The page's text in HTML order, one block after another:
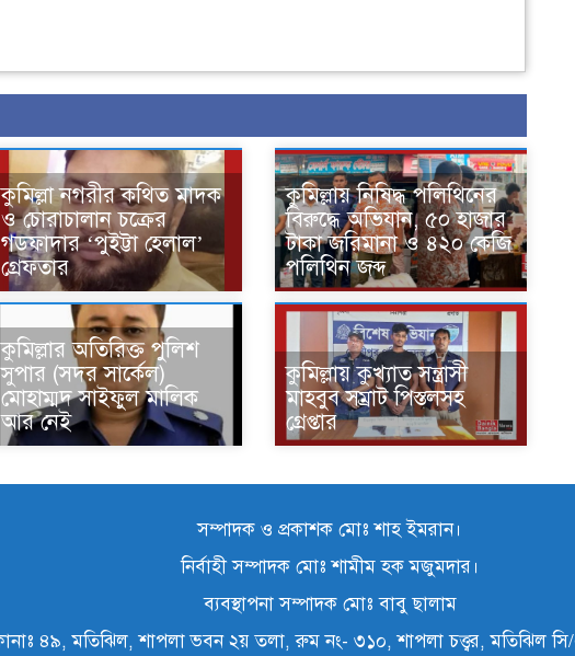
কুমিল্লা নগরীর কথিত মাদক
ও চোরাচালান চক্রের
গডফাদার ‘পুইট্টা হেলাল’
গ্রেফতার
কুমিল্লায় নিষিদ্ধ পলিথিনের
বিরুদ্ধে অভিযান, ৫০ হাজার
টাকা জরিমানা ও ৪২০ কেজি
পলিথিন জব্দ
কুমিল্লার অতিরিক্ত পুলিশ
সুপার (সদর সার্কেল)
মোহাম্মদ সাইফুল মালিক
আর নেই
কুমিল্লায় কুখ্যাত সন্ত্রাসী
মাহবুব সম্রাট পিস্তলসহ
গ্রেপ্তার
সম্পাদক ও প্রকাশক মোঃ শাহ ইমরান।
নির্বাহী সম্পাদক মোঃ শামীম হক মজুমদার।
ব্যবস্থাপনা সম্পাদক মোঃ বাবু ছালাম
৪৯, মতিঝিল, শাপলা ভবন ২য় তলা, রুম নং- ৩১০, শাপলা চত্ত্বর, মতিঝিল